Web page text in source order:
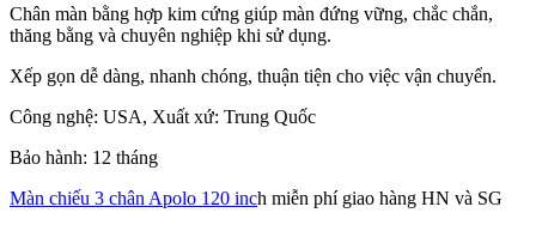
Chân màn bằng hợp kim cứng giúp màn đứng vững, chắc chắn,
thăng bằng và chuyên nghiệp khi sử dụng.
Xếp gọn dễ dàng, nhanh chóng, thuận tiện cho việc vận chuyển.
Công nghệ: USA, Xuất xứ: Trung Quốc
Bảo hành: 12 tháng
Màn chiếu 3 chân Apolo 120 inch miễn phí giao hàng HN và SG